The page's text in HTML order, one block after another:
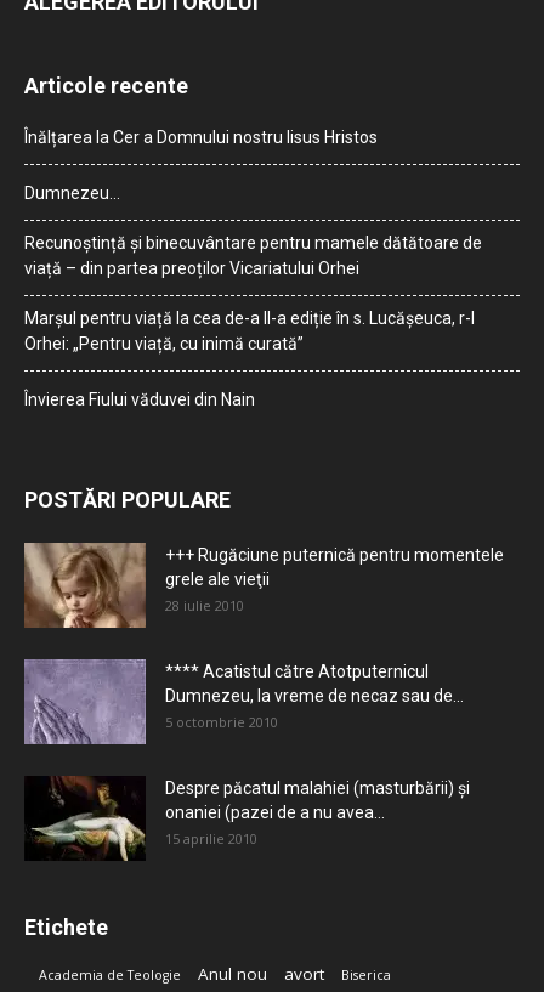
Articole recente
Înălțarea la Cer a Domnului nostru Iisus Hristos
Dumnezeu…
Recunoștință și binecuvântare pentru mamele dătătoare de
viață – din partea preoților Vicariatului Orhei
Marșul pentru viață la cea de-a II-a ediție în s. Lucășeuca, r-l
Orhei: „Pentru viață, cu inimă curată”
Învierea Fiului văduvei din Nain
POSTĂRI POPULARE
+++ Rugăciune puternică pentru momentele
grele ale vieţii
28 iulie 2010
**** Acatistul către Atotputernicul
Dumnezeu, la vreme de necaz sau de...
5 octombrie 2010
Despre păcatul malahiei (masturbării) şi
onaniei (pazei de a nu avea...
15 aprilie 2010
Etichete
Academia de Teologie Anul nou avort Biserica